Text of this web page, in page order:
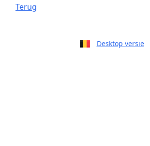
Terug
Desktop versie